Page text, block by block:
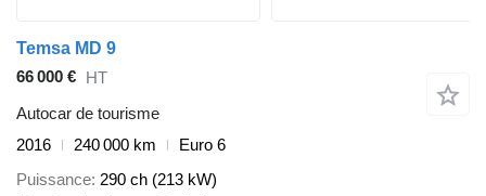
Temsa MD 9
66 000 € HT
Autocar de tourisme
2016
240 000 km
Euro 6
Puissance 290 ch (213 kW)